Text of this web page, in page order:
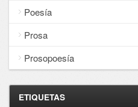
Poesía
Prosa
Prosopoesía
ETIQUETAS